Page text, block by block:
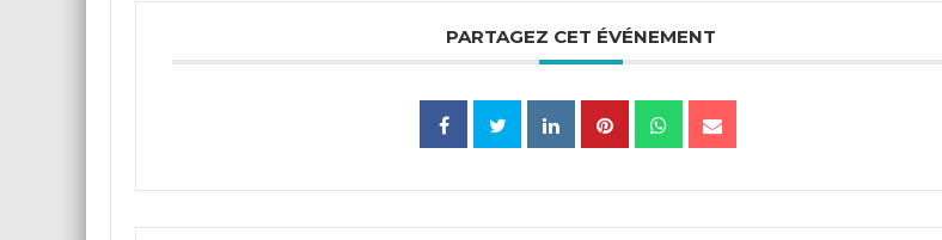
PARTAGEZ CET ÉVÉNEMENT